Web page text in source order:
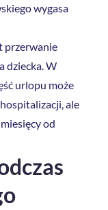
wygasa
przerwanie
dziecka. W
urlopu może
ale
od